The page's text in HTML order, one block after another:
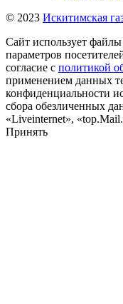
© 2023 Искитимская
Сайт использует
параметров
согласие с политикой
применением данных
конфиденциальности
сбора обезличенных
«Liveinternet»,
Принять